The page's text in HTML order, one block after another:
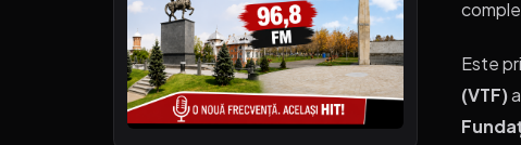
Este
(VTF)